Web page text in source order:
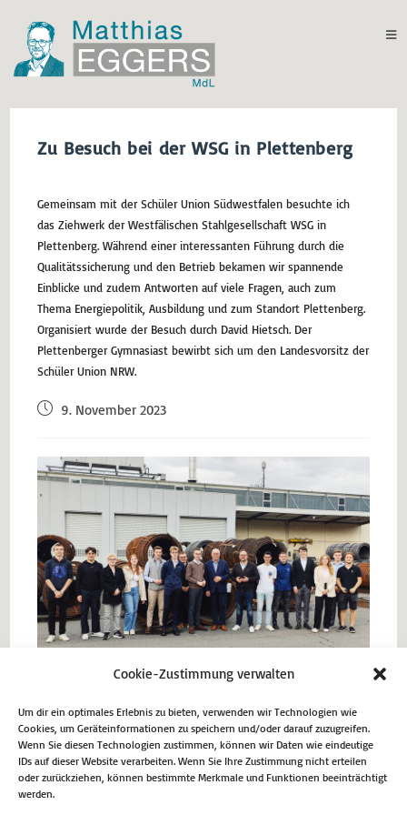
Cookie-Zustimmung verwalten
Um dir ein optimales Erlebnis zu bieten, verwenden wir Technologien wie
Cookies, um Geräteinformationen zu speichern und/oder darauf zuzugreifen.
Wenn Sie diesen Technologien zustimmen, können wir Daten wie eindeutige
IDs auf dieser Website verarbeiten. Wenn Sie Ihre Zustimmung nicht erteilen
oder zurückziehen, können bestimmte Merkmale und Funktionen beeinträchtigt
werden.
Zu Besuch bei der WSG in Plettenberg
Gemeinsam mit der Schüler Union Südwestfalen besuchte ich
das Ziehwerk der Westfälischen Stahlgesellschaft WSG in
Plettenberg. Während einer interessanten Führung durch die
Qualitätssicherung und den Betrieb bekamen wir spannende
Einblicke und zudem Antworten auf viele Fragen, auch zum
Thema Energiepolitik, Ausbildung und zum Standort Plettenberg.
Organisiert wurde der Besuch durch David Hietsch. Der
Plettenberger Gymnasiast bewirbt sich um den Landesvorsitz der
Schüler Union NRW.
9. November 2023
Unsere heimische Region hat kulturell viel zu bieten